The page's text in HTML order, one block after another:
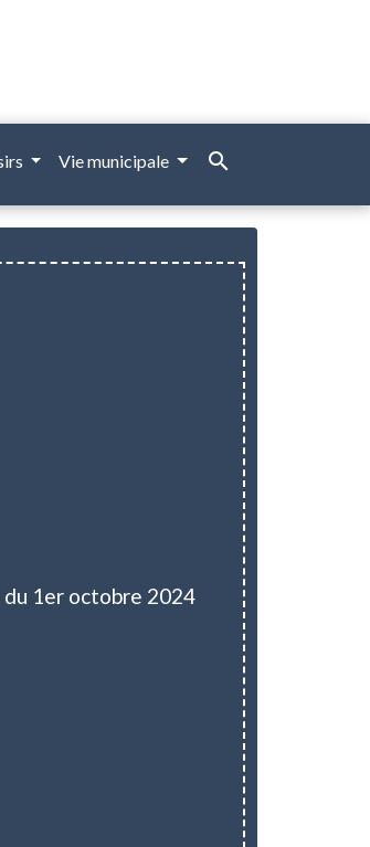
Vie municipale search
1er octobre 2024